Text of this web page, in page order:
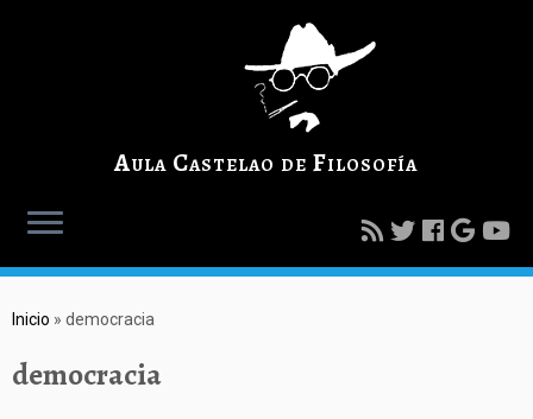
Aula Castelao de Filosofía
Inicio » democracia
democracia